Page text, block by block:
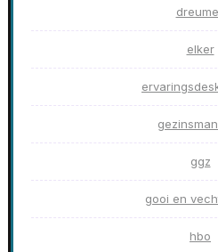
elker
ggz
gooi en
hbo